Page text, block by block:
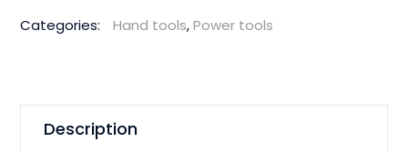
Categories: Hand tools,Power tools
Description